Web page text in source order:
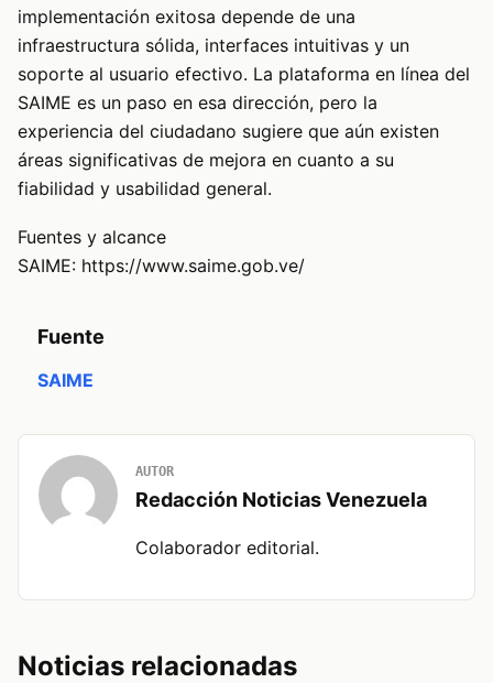
implementación exitosa depende de una
infraestructura sólida, interfaces intuitivas y un
soporte al usuario efectivo. La plataforma en línea del
SAIME es un paso en esa dirección, pero la
experiencia del ciudadano sugiere que aún existen
áreas significativas de mejora en cuanto a su
fiabilidad y usabilidad general.
Fuentes y alcance
SAIME: https://www.saime.gob.ve/
Fuente
SAIME
AUTOR
Redacción Noticias Venezuela
Colaborador editorial.
Noticias relacionadas